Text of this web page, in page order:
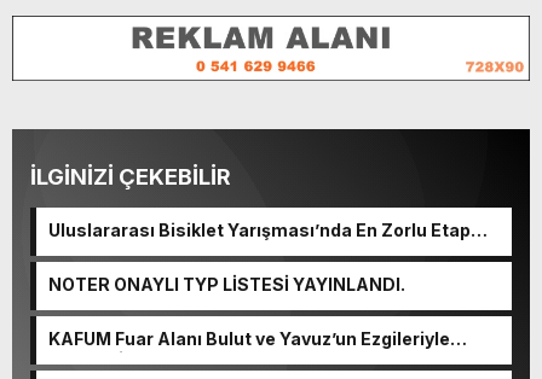
İLGİNİZİ ÇEKEBİLİR
Uluslararası Bisiklet Yarışması’nda En Zorlu Etap
NOTER ONAYLI TYP LİSTESİ YAYINLANDI.
KAFUM Fuar Alanı Bulut ve Yavuz’un Ezgileriyle
Şenlendi.